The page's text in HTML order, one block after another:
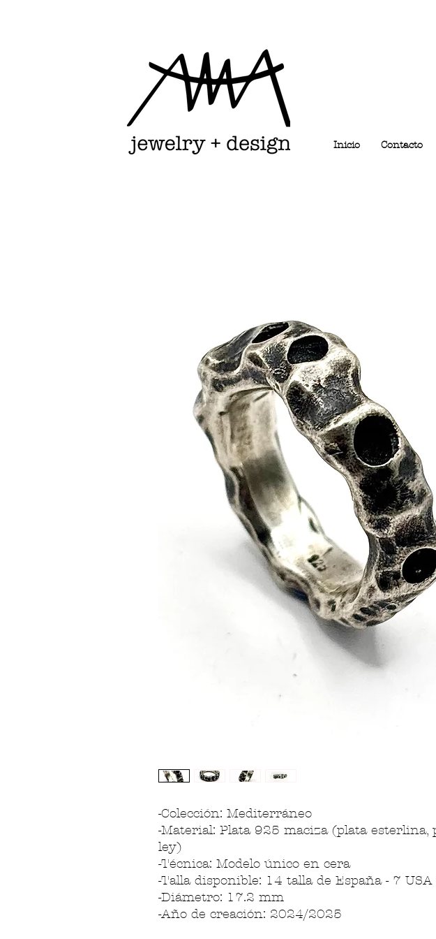
Inicio Contacto
-Colección: Mediterráneo
-Material: Plata 925 maciza (plata esterlina,
ley)
-Técnica: Modelo único en cera
-Talla disponible: 14 talla de España - 7 USA
-Diámetro: 17.2 mm
-Año de creación: 2024/2025